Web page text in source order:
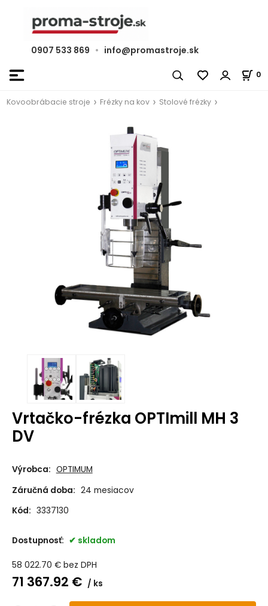
0907 533 869 • info@promastroje.sk
0
Kovoobrábacie stroje Frézky na kov Stolové frézky
Vrtačko-frézka OPTImill MH 3
DV
Výrobca: OPTIMUM
Záručná doba: 24 mesiacov
Kód: 3337130
Dostupnosť: skladom
58 022.70 € bez DPH
71 367.92 € ks